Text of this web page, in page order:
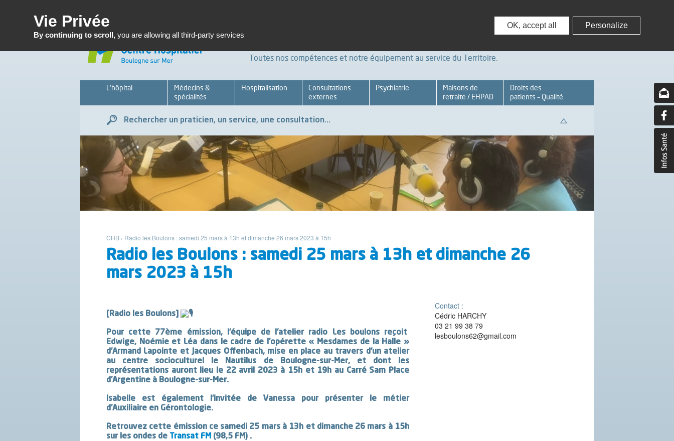
Toutes nos compétences et notre équipement au service du Territoire.
L’hôpital
Médecins &
spécialités
Hospitalisation
Consultations
externes
Psychiatrie
Maisons de
retraite / EHPAD
Droits des
patients – Qualité
Rechercher un praticien, un service, une consultation...
CHB › Radio les Boulons : samedi 25 mars à 13h et dimanche 26 mars 2023 à 15h
Radio les Boulons : samedi 25 mars à 13h et dimanche 26
mars 2023 à 15h
[Radio les Boulons]
Pour cette 77ème émission, l’équipe de l’atelier radio Les boulons reçoit
Edwige, Noémie et Léa dans le cadre de l’opérette « Mesdames de la Halle »
d’Armand Lapointe et Jacques Offenbach, mise en place au travers d’un atelier
au centre socioculturel le Nautilus de Boulogne-sur-Mer, et dont les
représentations auront lieu le 22 avril 2023 à 15h et 19h au Carré Sam Place
d’Argentine à Boulogne-sur-Mer.
Isabelle est également l’invitée de Vanessa pour présenter le métier
d’Auxiliaire en Gérontologie.
Retrouvez cette émission ce samedi 25 mars à 13h et dimanche 26 mars à 15h
sur les ondes de Transat FM (98,5 FM) .
Contact :
Cédric HARCHY
03 21 99 38 79
lesboulons62@gmail.com
Vie Privée
By continuing to scroll, you are allowing all third-party services
OK, accept all Personalize